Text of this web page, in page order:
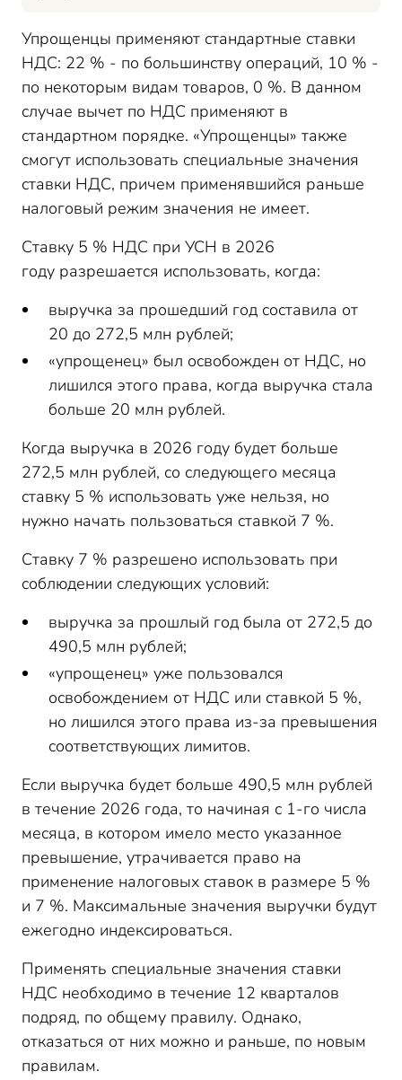
Упрощенцы применяют стандартные ставки
НДС: 22 % - по большинству операций, 10 % -
по некоторым видам товаров, 0 %. В данном
случае вычет по НДС применяют в
стандартном порядке. «Упрощенцы» также
смогут использовать специальные значения
ставки НДС, причем применявшийся раньше
налоговый режим значения не имеет.
Ставку 5 % НДС при УСН в 2026
году разрешается использовать, когда:
выручка за прошедший год составила от
20 до 272,5 млн рублей;
«упрощенец» был освобожден от НДС, но
лишился этого права, когда выручка стала
больше 20 млн рублей.
Когда выручка в 2026 году будет больше
272,5 млн рублей, со следующего месяца
ставку 5 % использовать уже нельзя, но
нужно начать пользоваться ставкой 7 %.
Ставку 7 % разрешено использовать при
соблюдении следующих условий:
выручка за прошлый год была от 272,5 до
490,5 млн рублей;
«упрощенец» уже пользовался
освобождением от НДС или ставкой 5 %,
но лишился этого права из-за превышения
соответствующих лимитов.
Если выручка будет больше 490,5 млн рублей
в течение 2026 года, то начиная с 1-го числа
месяца, в котором имело место указанное
превышение, утрачивается право на
применение налоговых ставок в размере 5 %
и 7 %. Максимальные значения выручки будут
ежегодно индексироваться.
Применять специальные значения ставки
НДС необходимо в течение 12 кварталов
подряд, по общему правилу. Однако,
отказаться от них можно и раньше, по новым
правилам.